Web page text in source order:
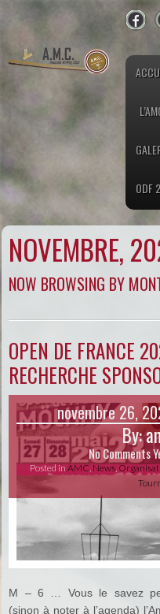
ODF
NOVEMBRE,
NOW BROWSING BY
OPEN DE FRANCE
RECHERCHE
novembre 26,
By:
No Comments
Posted inAMC,News,
M – 6 … Vous le savez
(sinon à noter à l’agenda)